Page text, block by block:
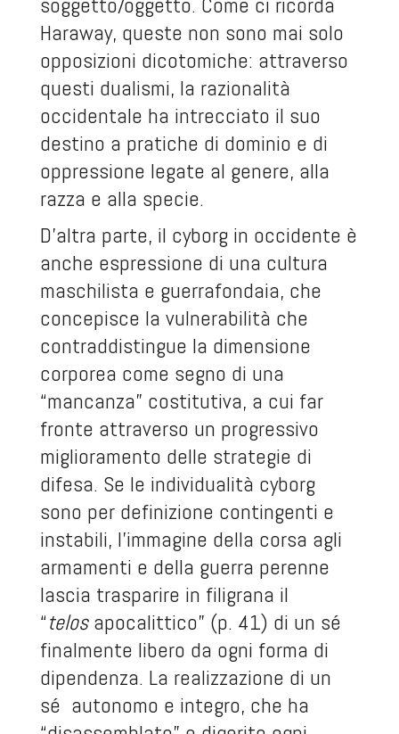
Haraway, queste non sono mai solo
opposizioni dicotomiche: attraverso
questi dualismi, la razionalità
occidentale ha intrecciato il suo
destino a pratiche di dominio e di
oppressione legate al genere, alla
razza e alla specie.
D’altra parte, il cyborg in occidente è
anche espressione di una cultura
maschilista e guerrafondaia, che
concepisce la vulnerabilità che
contraddistingue la dimensione
corporea come segno di una
“mancanza” costitutiva, a cui far
fronte attraverso un progressivo
miglioramento delle strategie di
difesa. Se le individualità cyborg
sono per definizione contingenti e
instabili, l’immagine della corsa agli
armamenti e della guerra perenne
lascia trasparire in filigrana il
“telosapocalittico” (p. 41) di un sé
finalmente libero da ogni forma di
dipendenza. La realizzazione di un
sé autonomo e integro, che ha